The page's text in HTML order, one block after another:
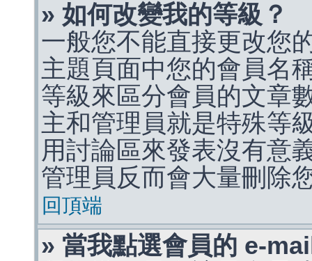
» 如何改變我的等級？
一般您不能直接更改您
主題頁面中您的會員名
等級來區分會員的文章
主和管理員就是特殊等
用討論區來發表沒有意
管理員反而會大量刪除
回頂端
» 當我點選會員的 e-